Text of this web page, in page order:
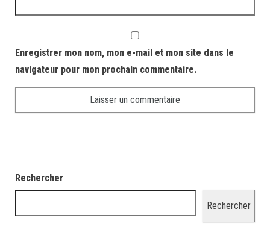
Enregistrer mon nom, mon e-mail et mon site dans le
navigateur pour mon prochain commentaire.
Rechercher
Rechercher